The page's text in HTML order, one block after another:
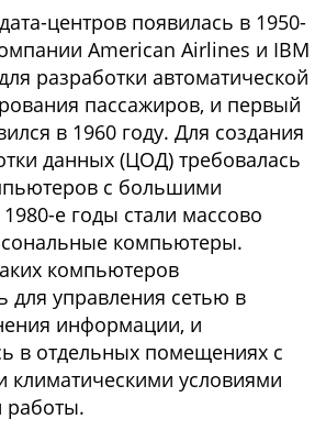
центров появилась в 1950-
American Airlines и IBM
разработки автоматической
пассажиров, и первый
в 1960 году. Для создания
данных (ЦОД) требовалась
с большими
е годы стали массово
компьютеры.
компьютеров
для управления сетью в
информации, и
в отдельных помещениях с
климатическими условиями
работы.